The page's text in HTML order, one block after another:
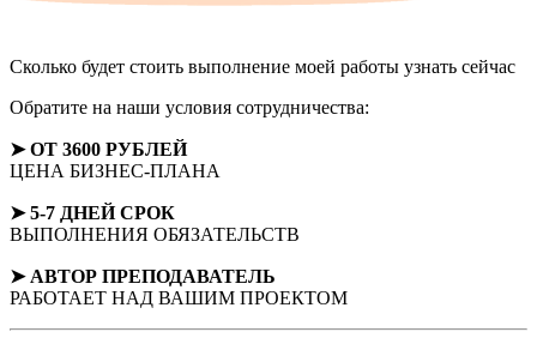
Сколько будет стоить выполнение моей работы узнать сейчас
Обратите на наши условия сотрудничества:
➤ ОТ 3600 РУБЛЕЙ
ЦЕНА БИЗНЕС-ПЛАНА
➤ 5-7 ДНЕЙ СРОК
ВЫПОЛНЕНИЯ ОБЯЗАТЕЛЬСТВ
➤ АВТОР ПРЕПОДАВАТЕЛЬ
РАБОТАЕТ НАД ВАШИМ ПРОЕКТОМ